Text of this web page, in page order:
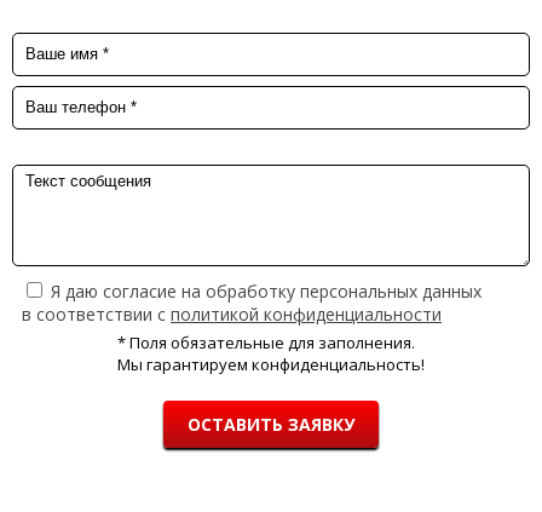
Я даю согласие на обработку персональных данных
в соответствии с политикой конфиденциальности
* Поля обязательные для заполнения.
Мы гарантируем конфиденциальность!
ОСТАВИТЬ ЗАЯВКУ